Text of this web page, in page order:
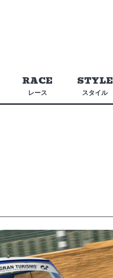
レース
RACE
スタイル
STYLE